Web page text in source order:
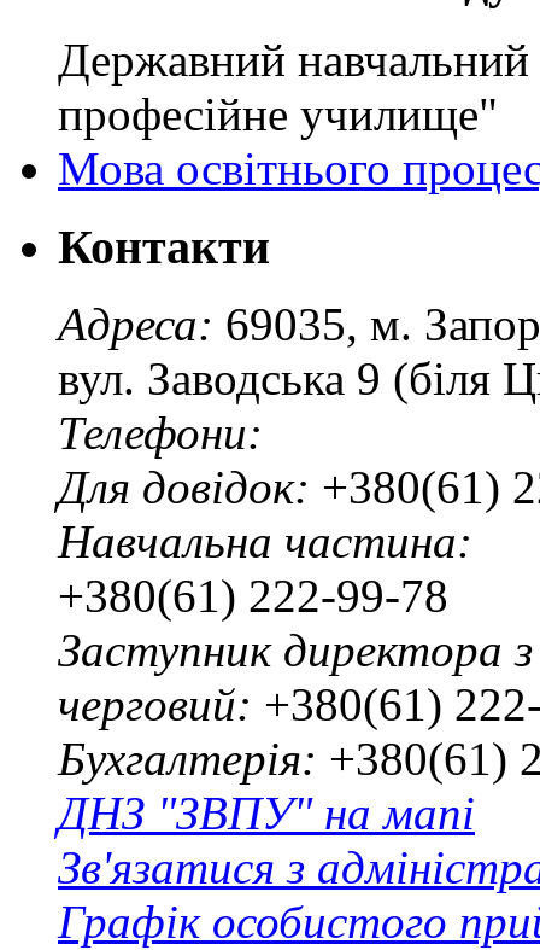
Державний навчальний
професійне училище"
Мова освітнього
Контакти
Адреса: 69035, м.
вул. Заводська 9 (біля
Телефони:
Для довідок: +380(61)
Навчальна частина:
+380(61) 222-99-78
Заступник директора
черговий: +380(61)
Бухгалтерія: +380(61)
ДНЗ "ЗВПУ" на мапі
Зв'язатися з
Графік особистого